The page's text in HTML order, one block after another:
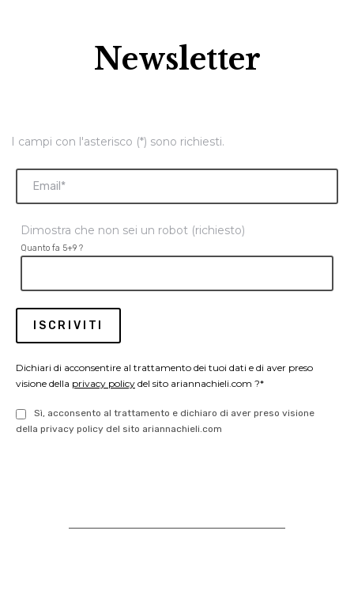
Newsletter
I campi con l'asterisco (*) sono richiesti.
Dimostra che non sei un robot (richiesto)
Quanto fa 5+9 ?
Dichiari di acconsentire al trattamento dei tuoi dati e di aver preso
visione della privacy policy del sito ariannachieli.com ?*
Sì, acconsento al trattamento e dichiaro di aver preso visione
della privacy policy del sito ariannachieli.com